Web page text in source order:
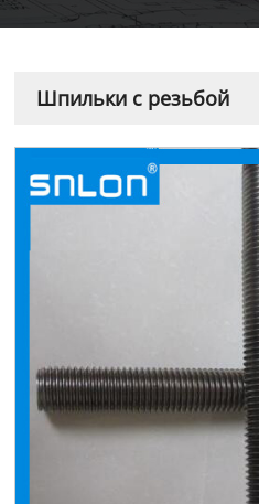
Шпильки с резьбой